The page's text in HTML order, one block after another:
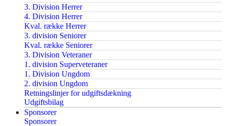
3. Division Herrer
4. Division Herrer
Kval. række Herrer
3. division Seniorer
Kval. række Seniorer
3. Division Veteraner
1. division Superveteraner
1. Division Ungdom
2. division Ungdom
Retningslinjer for udgiftsdækning
Udgiftsbilag
Sponsorer
Sponsorer